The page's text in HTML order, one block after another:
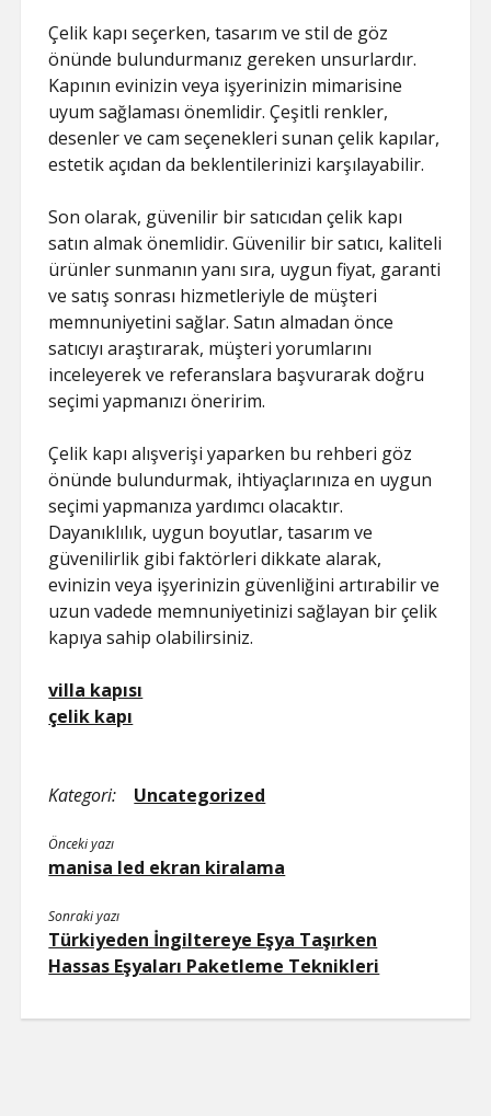
Çelik kapı seçerken, tasarım ve stil de göz
önünde bulundurmanız gereken unsurlardır.
Kapının evinizin veya işyerinizin mimarisine
uyum sağlaması önemlidir. Çeşitli renkler,
desenler ve cam seçenekleri sunan çelik kapılar,
estetik açıdan da beklentilerinizi karşılayabilir.
Son olarak, güvenilir bir satıcıdan çelik kapı
satın almak önemlidir. Güvenilir bir satıcı, kaliteli
ürünler sunmanın yanı sıra, uygun fiyat, garanti
ve satış sonrası hizmetleriyle de müşteri
memnuniyetini sağlar. Satın almadan önce
satıcıyı araştırarak, müşteri yorumlarını
inceleyerek ve referanslara başvurarak doğru
seçimi yapmanızı öneririm.
Çelik kapı alışverişi yaparken bu rehberi göz
önünde bulundurmak, ihtiyaçlarınıza en uygun
seçimi yapmanıza yardımcı olacaktır.
Dayanıklılık, uygun boyutlar, tasarım ve
güvenilirlik gibi faktörleri dikkate alarak,
evinizin veya işyerinizin güvenliğini artırabilir ve
uzun vadede memnuniyetinizi sağlayan bir çelik
kapıya sahip olabilirsiniz.
villa kapısı
çelik kapı
Kategori: Uncategorized
Önceki yazı
manisa led ekran kiralama
Sonraki yazı
Türkiyeden İngiltereye Eşya Taşırken
Hassas Eşyaları Paketleme Teknikleri